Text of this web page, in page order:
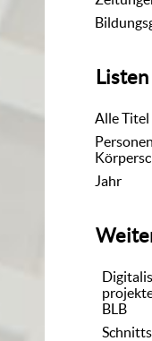
Listen
Alle Titel
Jahr
BLB